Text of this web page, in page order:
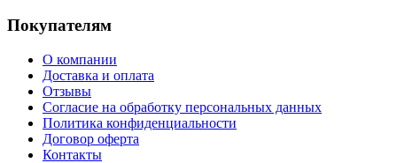
Покупателям
О компании
Доставка и оплата
Отзывы
Согласие на обработку персональных данных
Политика конфиденциальности
Договор оферта
Контакты